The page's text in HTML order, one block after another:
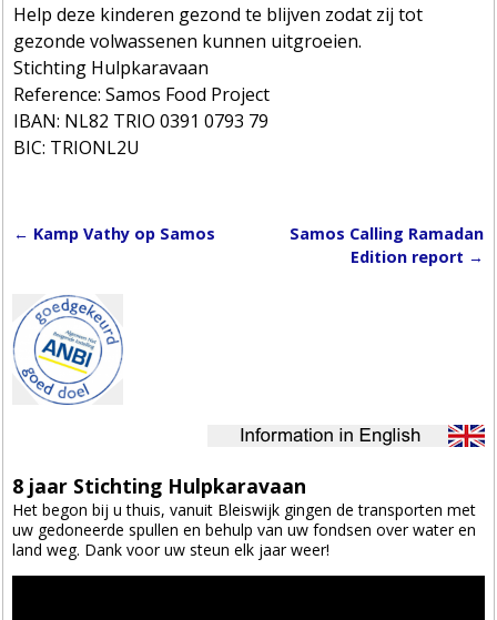
Help deze kinderen gezond te blijven zodat zij tot
gezonde volwassenen kunnen uitgroeien.
Stichting Hulpkaravaan
Reference: Samos Food Project
IBAN: NL82 TRIO 0391 0793 79
BIC: TRIONL2U
← Kamp Vathy op Samos
Samos Calling Ramadan
Edition report →
8 jaar Stichting Hulpkaravaan
Het begon bij u thuis, vanuit Bleiswijk gingen de transporten met
uw gedoneerde spullen en behulp van uw fondsen over water en
land weg. Dank voor uw steun elk jaar weer!